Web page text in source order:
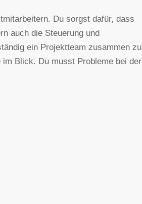
Du sorgst dafür, dass
auch die Steuerung und
ein Projektteam zusammen zu
im Blick. Du musst Probleme bei der